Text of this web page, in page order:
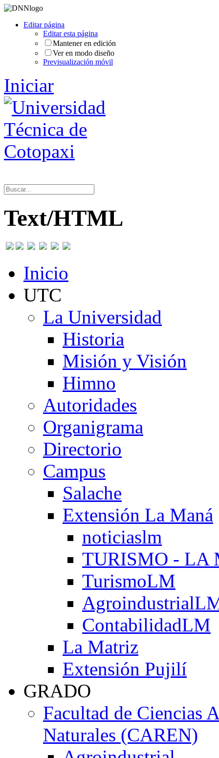
Editar página
Editar esta página
Mantener en edición
Ver en modo diseño
Previsualización móvil
Iniciar
Text/HTML
Inicio
UTC
La Universidad
Historia
Misión y Visión
Himno
Autoridades
Organigrama
Directorio
Campus
Salache
Extensión La Maná
noticiaslm
TURISMO - LA
TurismoLM
ContabilidadLM
La Matriz
Extensión Pujilí
GRADO
Facultad de Ciencias
Naturales (CAREN)